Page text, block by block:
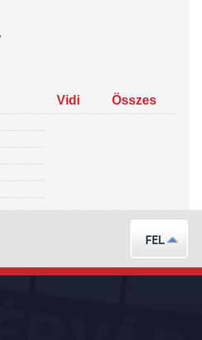
Vidi
Összes
FEL